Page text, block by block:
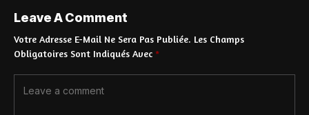
Leave A Comment
Votre Adresse E-Mail Ne Sera Pas Publiée. Les Champs
Obligatoires Sont Indiqués Avec *